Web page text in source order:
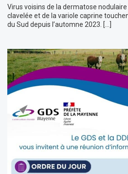
Virus voisins de la dermatose
clavelée et de la variole caprine
du Sud depuis l’automne 2023. […]